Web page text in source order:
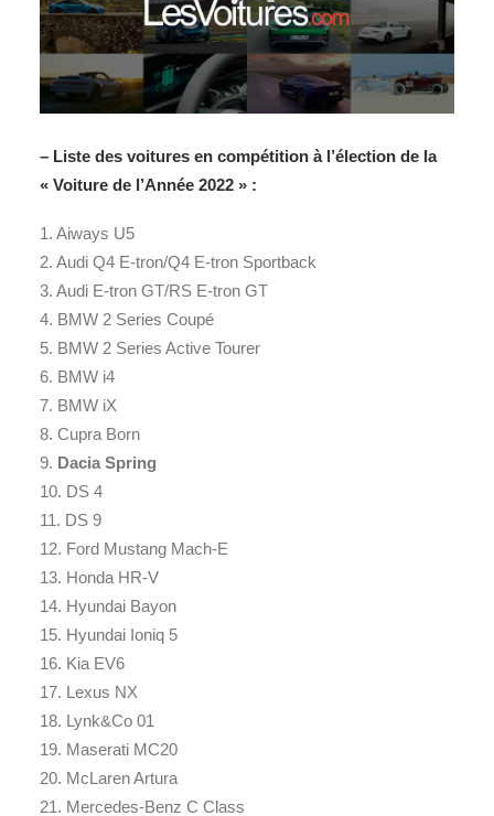
– Liste des voitures en compétition à l’élection de la
« Voiture de l’Année 2022 » :
1. Aiways U5
2. Audi Q4 E-tron/Q4 E-tron Sportback
3. Audi E-tron GT/RS E-tron GT
4. BMW 2 Series Coupé
5. BMW 2 Series Active Tourer
6. BMW i4
7. BMW iX
8. Cupra Born
9. Dacia Spring
10. DS 4
11. DS 9
12. Ford Mustang Mach-E
13. Honda HR-V
14. Hyundai Bayon
15. Hyundai Ioniq 5
16. Kia EV6
17. Lexus NX
18. Lynk&Co 01
19. Maserati MC20
20. McLaren Artura
21. Mercedes-Benz C Class